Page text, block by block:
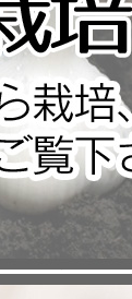
を集めている食
実は、黒にんに
のです！
〇ビタミ
にんにくは、刻
ン」を作り出し
そしてアリシン
このアリチア
効率的に摂取で